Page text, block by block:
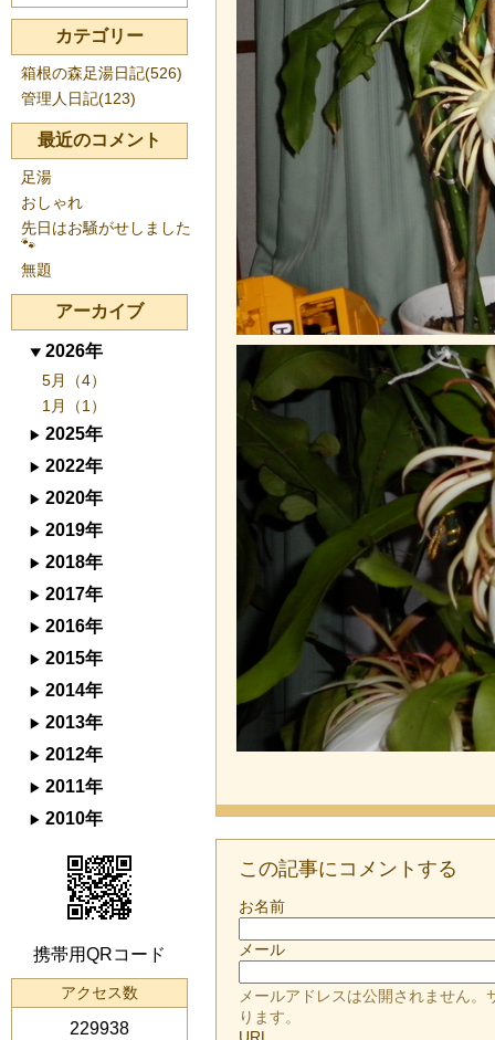
この記事にコメントする
お名前
メール
メールアドレスは公開されません
ります。
カテゴリー
箱根の森足湯日記(526)
管理人日記(123)
最近のコメント
足湯
おしゃれ
先日はお騒がせしました
🐾
無題
アーカイブ
2026年
5月（4）
1月（1）
2025年
2022年
2020年
2019年
2018年
2017年
2016年
2015年
2014年
2013年
2012年
2011年
2010年
携帯用QRコード
アクセス数
229938